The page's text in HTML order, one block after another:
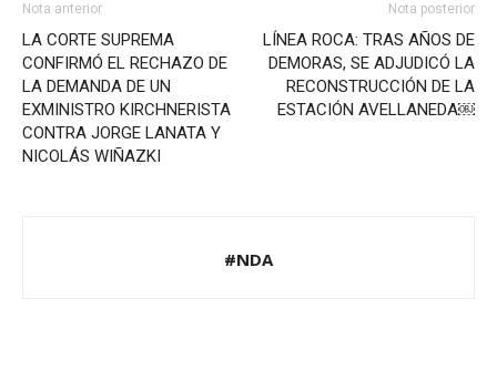
Nota anterior
LA CORTE SUPREMA
CONFIRMÓ EL RECHAZO DE
LA DEMANDA DE UN
EXMINISTRO KIRCHNERISTA
CONTRA JORGE LANATA Y
NICOLÁS WIÑAZKI
Nota posterior
LÍNEA ROCA: TRAS AÑOS DE
DEMORAS, SE ADJUDICÓ LA
RECONSTRUCCIÓN DE LA
ESTACIÓN AVELLANEDA￼
#NDA